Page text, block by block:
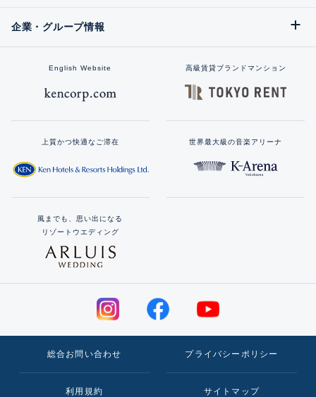
企業・グループ情報
English Website 高級賃貸ブランドマンション
上質かつ快適なご滞在 世界最大級の音楽アリーナ
風までも、思い出になる
リゾートウエディング
総合お問い合わせ プライバシーポリシー
利用規約 サイトマップ